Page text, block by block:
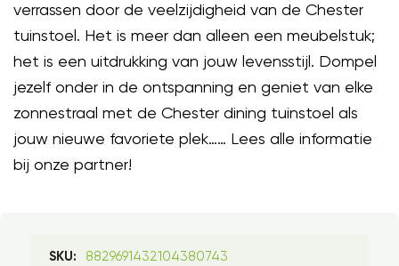
verrassen door de veelzijdigheid van de Chester
tuinstoel. Het is meer dan alleen een meubelstuk;
het is een uitdrukking van jouw levensstijl. Dompel
jezelf onder in de ontspanning en geniet van elke
zonnestraal met de Chester dining tuinstoel als
jouw nieuwe favoriete plek…… Lees alle informatie
bij onze partner!
SKU: 8829691432104380743